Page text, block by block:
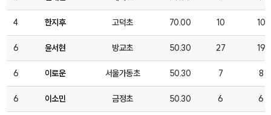
4 한지후 고덕초 70.00 10 10
6 윤서현 방교초 50.30 27 19
6 이로운 서울가동초 50.30 7 8
6 이소민 금정초 50.30 6 6